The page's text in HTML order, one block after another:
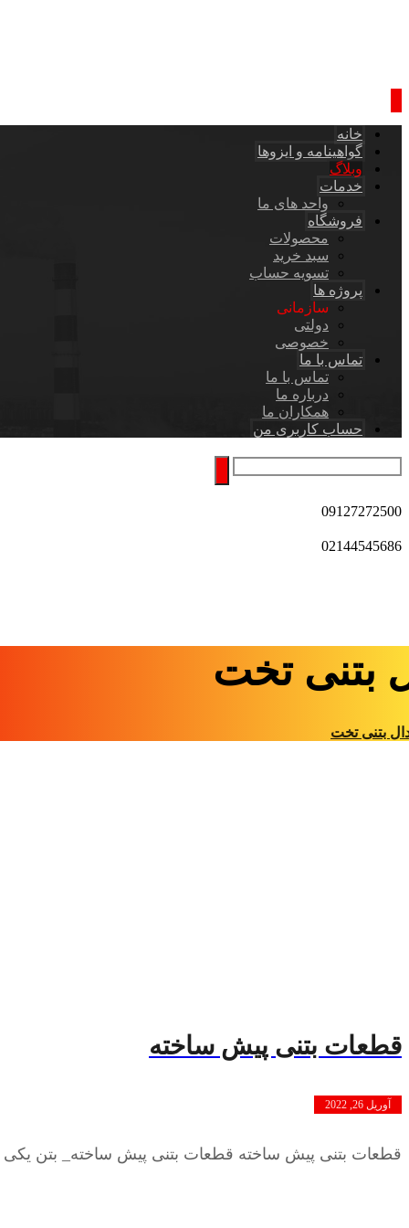
خانه
گواهینامه و ایزوها
وبلاگ
خدمات
واحد های ما
فروشگاه
محصولات
سبد خرید
تسویه حساب
پروژه ها
سازمانی
دولتی
خصوصی
تماس با ما
تماس با ما
درباره ما
همکاران ما
حساب کاربری من
09127272500
02144545686
بتنی تخت
بتنی تخت
قطعات بتنی پیش ساخته
آوریل 26, 2022
قطعات بتنی پیش ساخته قطعات بتنی پیش ساخته_ بتن